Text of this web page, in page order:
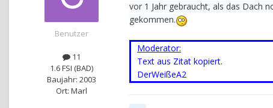
Benutzer
11
1.6 FSI (BAD)
Baujahr: 2003
Ort: Marl
vor 1 Jahr gebraucht, als das Dach
gekommen.
Moderator:
Text aus Zitat kopiert.
DerWeißeA2